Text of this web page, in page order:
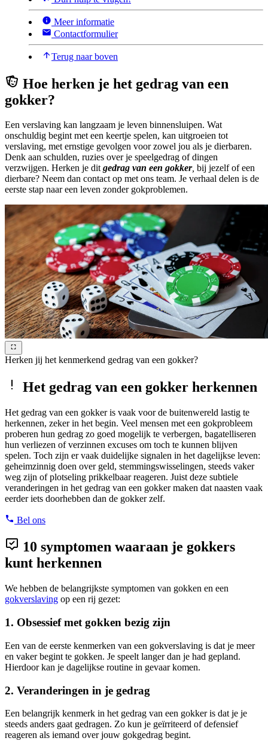
Meer informatie
Contactformulier
Terug naar boven
Hoe herken je het gedrag van een
gokker?
Een verslaving kan langzaam je leven binnensluipen. Wat
onschuldig begint met een keertje spelen, kan uitgroeien tot
verslaving, met ernstige gevolgen voor zowel jou als je dierbaren.
Denk aan schulden, ruzies over je speelgedrag of dingen
verzwijgen. Herken je dit gedrag van een gokker, bij jezelf of een
dierbare? Neem dan contact op met ons team. Je verhaal delen is de
eerste stap naar een leven zonder gokproblemen.
Herken jij het kenmerkend gedrag van een gokker?
Het gedrag van een gokker herkennen
Het gedrag van een gokker is vaak voor de buitenwereld lastig te
herkennen, zeker in het begin. Veel mensen met een gokprobleem
proberen hun gedrag zo goed mogelijk te verbergen, bagatelliseren
hun verliezen of verzinnen excuses om toch te kunnen blijven
spelen. Toch zijn er vaak duidelijke signalen in het dagelijkse leven:
geheimzinnig doen over geld, stemmingswisselingen, steeds vaker
weg zijn of plotseling prikkelbaar reageren. Juist deze subtiele
veranderingen in het gedrag van een gokker maken dat naasten vaak
eerder iets doorhebben dan de gokker zelf.
Bel ons
10 symptomen waaraan je gokkers
kunt herkennen
We hebben de belangrijkste symptomen van gokken en een
gokverslaving op een rij gezet:
1. Obsessief met gokken bezig zijn
Een van de eerste kenmerken van een gokverslaving is dat je meer
en vaker begint te gokken. Je speelt langer dan je had gepland.
Hierdoor kan je dagelijkse routine in gevaar komen.
2. Veranderingen in je gedrag
Een belangrijk kenmerk in het gedrag van een gokker is dat je je
steeds anders gaat gedragen. Zo kun je geïrriteerd of defensief
reageren als iemand over jouw gokgedrag begint.